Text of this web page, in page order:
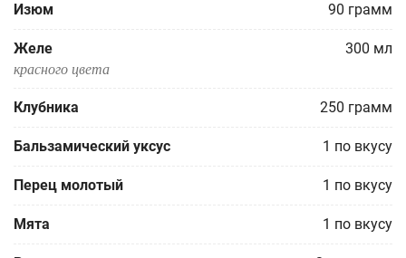
Изюм 90 грамм
Желе 300 мл
красного цвета
Клубника 250 грамм
Бальзамический уксус 1 по вкусу
Перец молотый 1 по вкусу
Мята 1 по вкусу